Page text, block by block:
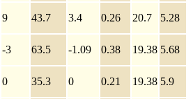
9 43.7 3.4 0.26 20.7 5.28
-3 63.5 -1.09 0.38 19.38 5.68
0 35.3 0 0.21 19.38 5.9